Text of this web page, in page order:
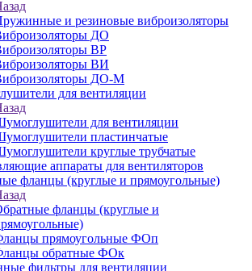
и резиновые виброизоляторы
ДО
ВР
ВИ
ДО-М
для вентиляции
для вентиляции
пластинчатые
круглые трубчатые
аппараты для вентиляторов
фланцы (круглые и прямоугольные)
фланцы (круглые и
прямоугольные ФОп
обратные ФОк
фильтры для вентиляции